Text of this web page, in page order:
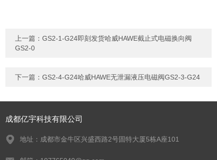
上一篇：GS2-1-G24即刻发货哈威HAWE截止式电磁换向阀
GS2-0
下一篇：GS2-4-G24哈威HAWE无泄漏液压电磁阀GS2-3-G24
成都亿宇科技有限公司
地址：成都市金牛区兴盛西路2号固特大厦5栋A座101